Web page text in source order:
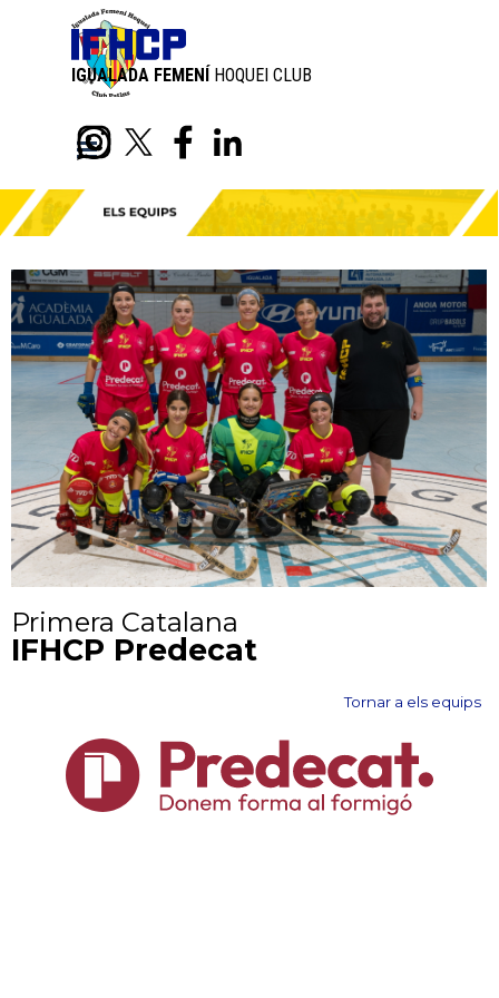
Aneu al Contingut
IGUALADA FEMENÍ HOQUEI CLUB
PATINS
Skip menu
Primera Catalana
IFHCP Predecat
Tornar a els equips